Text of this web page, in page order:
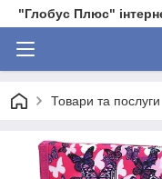
"Глобус Плюс"
Товари та послуги